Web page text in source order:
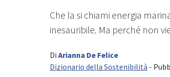
Che la si chiami energia
inesauribile. Ma perché non
Di Arianna De Felice
Dizionario della Sostenibilità -